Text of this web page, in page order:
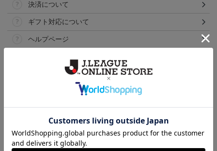
決済について
ギフト対応について
ヘルプページ
サンフレッチェ広島の2022ユニフォームを着て試合
を応援しよう！